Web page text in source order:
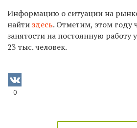
Информацию о ситуации на
найтиздесь. Отметим, этом году
занятости на постоянную работу
23 тыс. человек.
0